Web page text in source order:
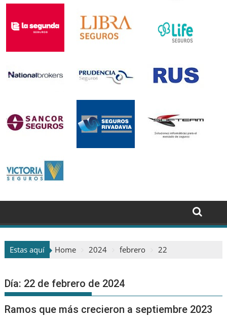
Estas aquí Home 2024 febrero 22
Día: 22 de febrero de 2024
Ramos que más crecieron a septiembre 2023